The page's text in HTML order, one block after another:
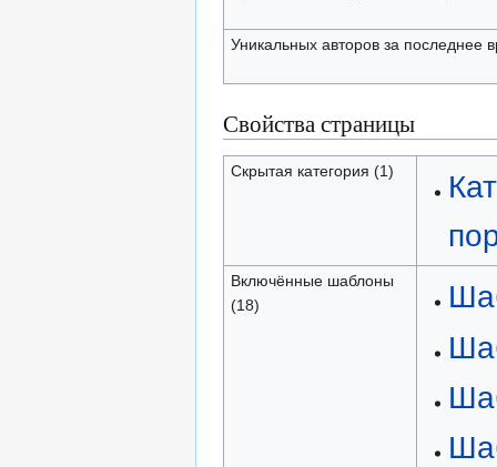
Уникальных авторов за последнее
Свойства страницы
Скрытая категория (1)
Включённые шаблоны
(18)